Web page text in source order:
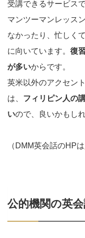
受講できるサービスで
マンツーマンレッス
なかったり、忙しく
に向いています。 復
が多いからです。
英米以外のアクセン
は、 フィリピン人の
いので、良いかもし
（DMM英会話のHPは
公的機関の英